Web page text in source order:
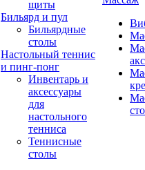
щиты
Бильярд и пул
Бильярдные
столы
Настольный теннис
и пинг-понг
Инвентарь и
аксессуары
для
настольного
тенниса
Теннисные
столы